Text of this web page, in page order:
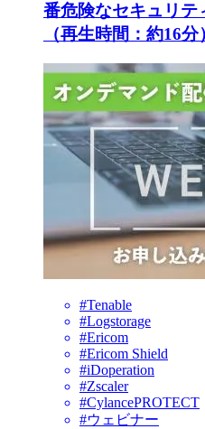
番危険なセキュリテ
（再生時間：約16分
#Tenable
#Logstorage
#Ericom
#Ericom Shield
#iDoperation
#Zscaler
#CylancePROTECT
#ウェビナー